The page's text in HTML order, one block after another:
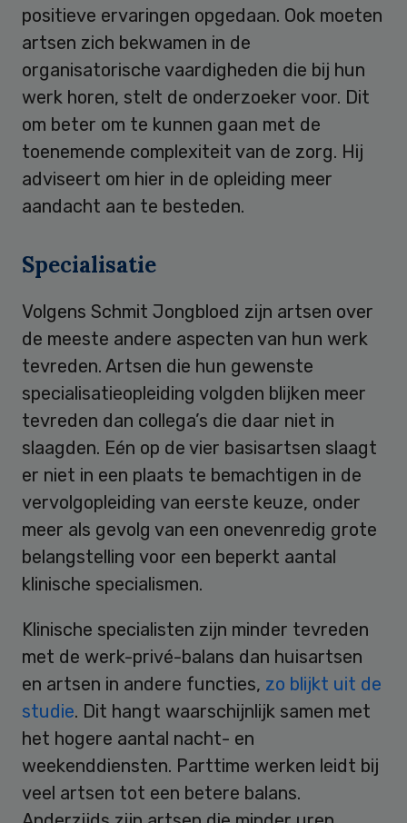
positieve ervaringen opgedaan. Ook moeten
artsen zich bekwamen in de
organisatorische vaardigheden die bij hun
werk horen, stelt de onderzoeker voor. Dit
om beter om te kunnen gaan met de
toenemende complexiteit van de zorg. Hij
adviseert om hier in de opleiding meer
aandacht aan te besteden.
Specialisatie
Volgens Schmit Jongbloed zijn artsen over
de meeste andere aspecten van hun werk
tevreden. Artsen die hun gewenste
specialisatieopleiding volgden blijken meer
tevreden dan collega’s die daar niet in
slaagden. Eén op de vier basisartsen slaagt
er niet in een plaats te bemachtigen in de
vervolgopleiding van eerste keuze, onder
meer als gevolg van een onevenredig grote
belangstelling voor een beperkt aantal
klinische specialismen.
Klinische specialisten zijn minder tevreden
met de werk-privé-balans dan huisartsen
en artsen in andere functies, zo blijkt uit de
studie. Dit hangt waarschijnlijk samen met
het hogere aantal nacht- en
weekenddiensten. Parttime werken leidt bij
veel artsen tot een betere balans.